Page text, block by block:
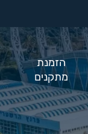
הזמנת
מתקנים